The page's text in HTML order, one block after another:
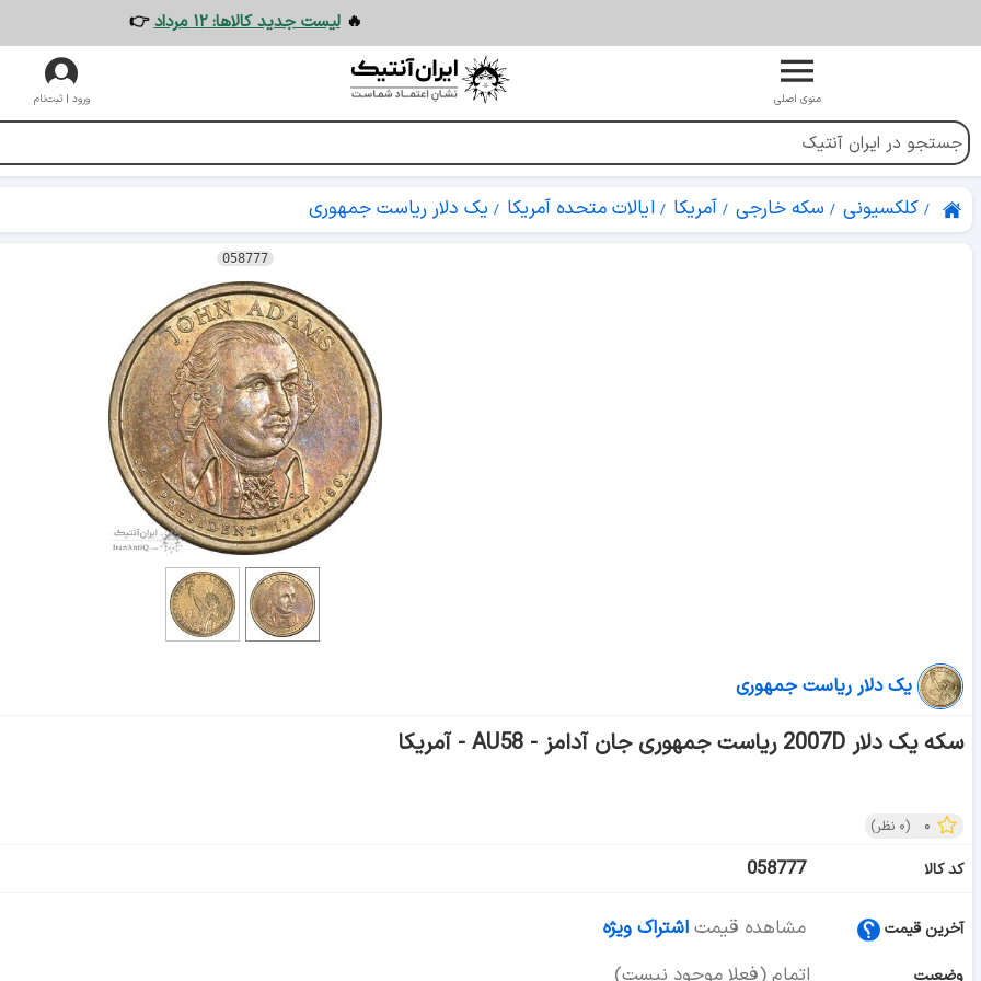
🔥لیست جدید کالاها: ۱۲ مرداد 👉
منوی اصلی ورود | ثبت‌نام
کلکسیونی سکه خارجی آمریکا ایالات متحده آمریکا یک دلار ریاست جمهوری
058777
یک دلار ریاست جمهوری
سکه یک دلار 2007D ریاست جمهوری جان آدامز - AU58 - آمریکا
۰ (۰ نظر)
کد کالا
058777
آخرین قیمت مشاهده قیمت اشتراک ویژه
اتمام (فعلا موجود نیست)